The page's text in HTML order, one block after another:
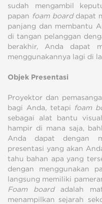
sudah mengambil
papan foam boarddapat
panjang dan membantu
di tangan pelanggan
berakhir, Anda dapat
menggunakannya lagi di
Objek Presentasi
Proyektor dan
bagi Anda, tetapi foam
sebagai alat bantu
hampir di mana saja,
Anda dapat dengan
presentasi yang akan
tahu bahan apa yang
dengan menggunakan
langsung memiliki
Foam boardadalah
menampilkan sejarah